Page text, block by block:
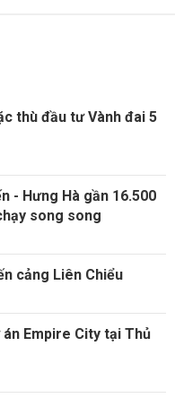
thù đầu tư Vành đai 5
- Hưng Hà gần 16.500
song song
cảng Liên Chiểu
Empire City tại Thủ